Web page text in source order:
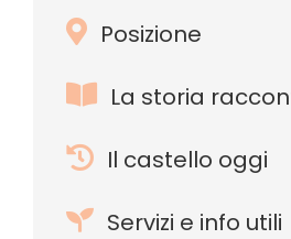
Posizione
La storia
Il castello oggi
Servizi e info utili